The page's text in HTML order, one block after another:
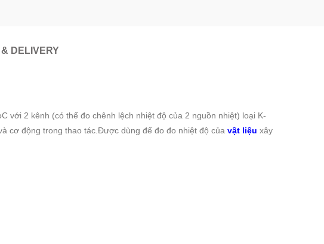
DELIVERY
với 2 kênh (có thể đo chênh lệch nhiệt độ của 2 nguồn nhiệt) loại K-
cơ động trong thao tác.Được dùng để đo đo nhiệt độ của vật liệu xây